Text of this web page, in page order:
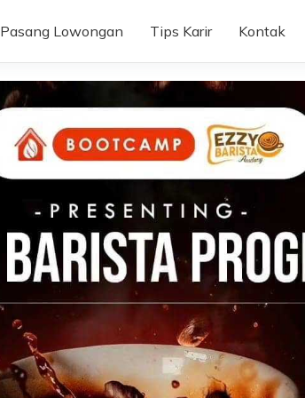
Pasang Lowongan Tips Karir Kontak